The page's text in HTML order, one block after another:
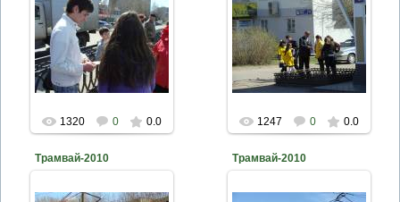
2010-04-26
naturalist
1320 0 0.0
2010-04-26
naturalist
1247 0 0.0
Трамвай-2010 Трамвай-2010